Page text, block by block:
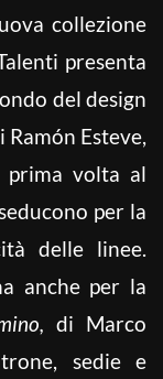
collezione
presenta
del design
Ramón Esteve,
prima volta al
per la
delle linee.
anche per la
di Marco
sedie e